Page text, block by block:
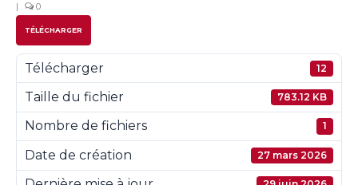
| 0
TÉLÉCHARGER
Télécharger 12
Taille du fichier 783.12 KB
Nombre de fichiers 1
Date de création 27 mars 2026